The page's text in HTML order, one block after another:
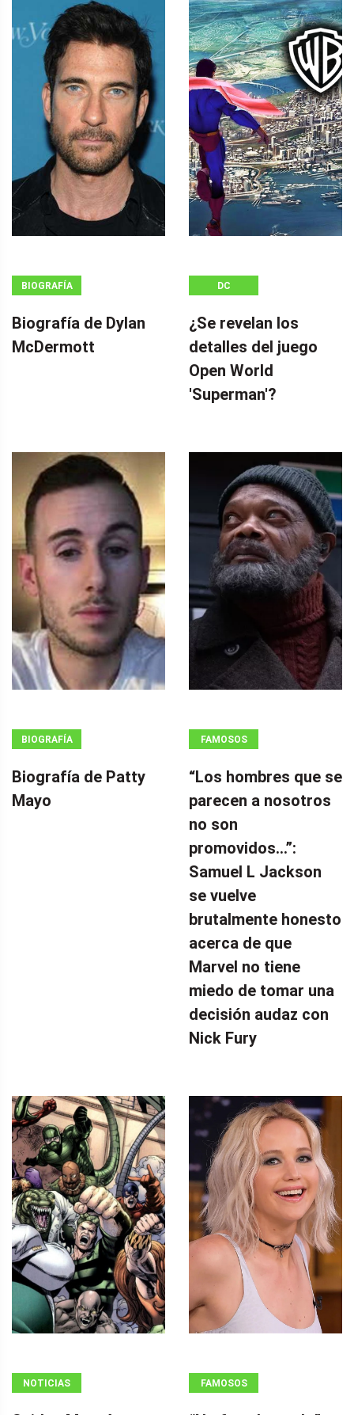
BIOGRAFÍA
Biografía de Dylan
McDermott
DC
¿Se revelan los
detalles del juego
Open World
'Superman'?
BIOGRAFÍA
Biografía de Patty
Mayo
FAMOSOS
“Los hombres que se
parecen a nosotros
no son
promovidos…”:
Samuel L Jackson
se vuelve
brutalmente honesto
acerca de que
Marvel no tiene
miedo de tomar una
decisión audaz con
Nick Fury
NOTICIAS FAMOSOS